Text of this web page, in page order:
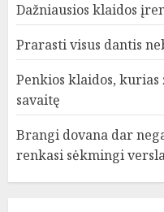
Dažniausios klaidos
Prarasti visus dantis
Penkios klaidos,
savaitę
Brangi dovana dar
renkasi sėkmingi